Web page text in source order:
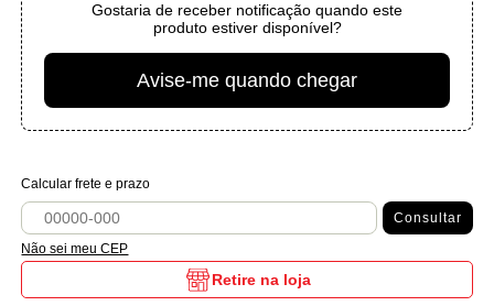
Gostaria de receber notificação quando este
produto estiver disponível?
Avise-me quando chegar
Calcular frete e prazo
Consultar
Não sei meu CEP
Retire na loja